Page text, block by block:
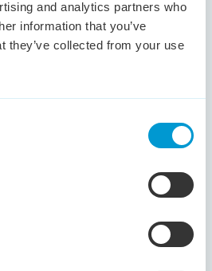
and analytics partners who
information that you’ve
they’ve collected from your use
naar collega's,
competenties die haar typeren.
in
order-to-cashproces.
vaardigheden,